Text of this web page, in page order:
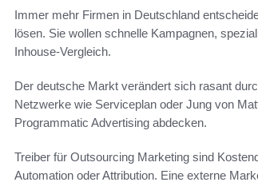
Immer mehr Firmen in Deutschland
lösen. Sie wollen schnelle Kampagnen,
Inhouse‑Vergleich.
Der deutsche Markt verändert sich rasant
Netzwerke wie Serviceplan oder Jung von
Programmatic Advertising abdecken.
Treiber für Outsourcing Marketing sind
Automation oder Attribution. Eine externe